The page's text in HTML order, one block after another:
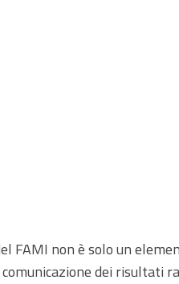
FAMI non è solo un
dei risultati